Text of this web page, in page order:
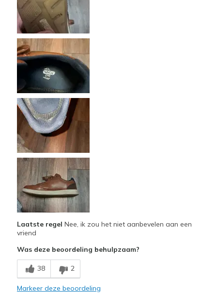
Laatste regel Nee, ik zou het niet aanbevelen aan een
vriend
Was deze beoordeling behulpzaam?
38 2
Markeer deze beoordeling